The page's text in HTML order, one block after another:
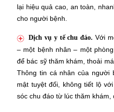
lại hiệu quả cao, an toàn,
cho người bệnh.
Dịch vụ y tế chu đáo. Với
– một bệnh nhân – một
để bác sỹ thăm khám, thoải
Thông tin cá nhân của
mật tuyệt đối, không tiết lộ
sóc chu đáo từ lúc thăm khám,